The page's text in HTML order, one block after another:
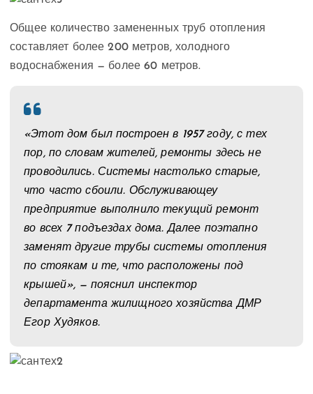
Общее количество замененных труб отопления
составляет более 200 метров, холодного
водоснабжения — более 60 метров.
«Этот дом был построен в 1957 году, с тех
пор, по словам жителей, ремонты здесь не
проводились. Системы настолько старые,
что часто сбоили. Обслуживающеу
предприятие выполнило текущий ремонт
во всех 7 подъездах дома. Далее поэтапно
заменят другие трубы системы отопления
по стоякам и те, что расположены под
крышей», — пояснил инспектор
департамента жилищного хозяйства ДМР
Егор Худяков.